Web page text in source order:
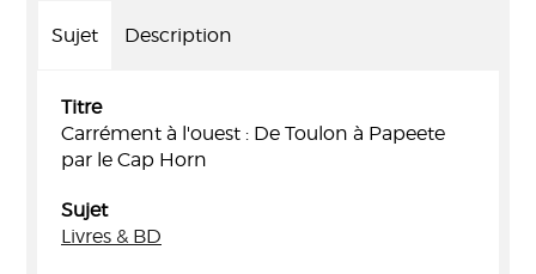
Sujet Description
Titre
Carrément à l'ouest : De Toulon à Papeete
par le Cap Horn
Sujet
Livres & BD